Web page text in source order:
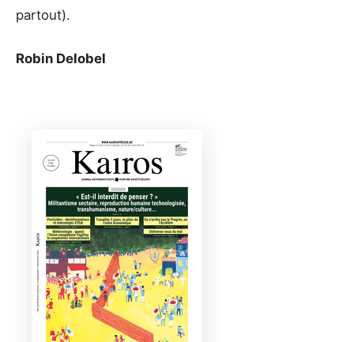
partout).
Robin Delobel